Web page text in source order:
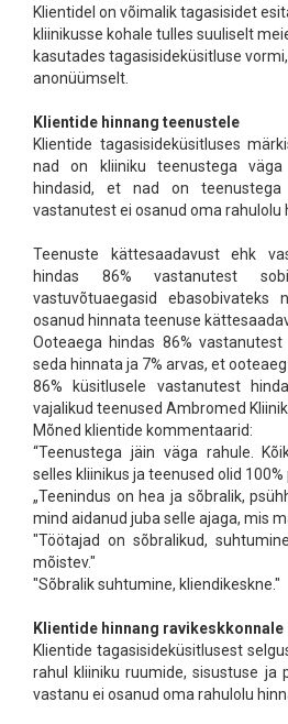
Klientidel on võimalik tagasisidet
kliinikusse kohale tulles suuliselt
kasutades tagasisideküsitluse
anonüümselt.
Klientide hinnang teenustele
Klientide tagasisideküsitluses
nad on kliiniku teenustega
hindasid, et nad on
vastanutest ei osanud oma rahulolu
Teenuste kättesaadavust ehk
hindas 86% vastanutest
vastuvõtuaegasid ebasobivateks
osanud hinnata teenuse
Ooteaega hindas 86%
seda hinnata ja 7% arvas, et ooteaeg
86% küsitlusele vastanutest
vajalikud teenused Ambromed
Mõned klientide kommentaarid:
“Teenustega jäin väga rahule.
selles kliinikus ja teenused olid
„Teenindus on hea ja sõbralik,
mind aidanud juba selle ajaga, mis
"Töötajad on sõbralikud,
mõistev."
"Sõbralik suhtumine, kliendikeskne."
Klientide hinnang ravikeskkonnale
Klientide tagasisideküsitlusest
rahul kliiniku ruumide, sisustuse ja
vastanu ei osanud oma rahulolu